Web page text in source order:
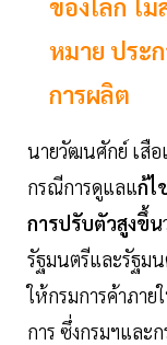
ของโลก ไ
หมาย ประ
การผลิต
นายวัฒนศักย์ เสือ
กรณีการดูแลแก้ไ
การปรับตัวสูงขึ้น
รัฐมนตรีและรัฐมน
ให้กรมการค้าภาย
การ ซึ่งกรมฯและ